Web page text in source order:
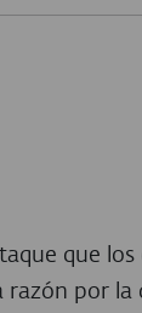
que
por la